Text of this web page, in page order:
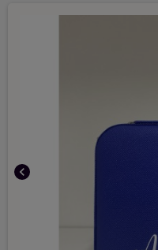
chevron_left